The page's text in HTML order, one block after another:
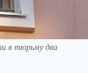
в тюрьму два